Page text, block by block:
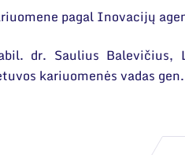
pagal Inovacijų
dr. Saulius Balevičius,
kariuomenės vadas